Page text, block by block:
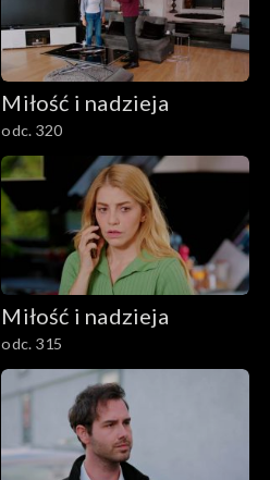
Miłość i nadzieja
odc. 320
Miłość i nadzieja
odc. 315